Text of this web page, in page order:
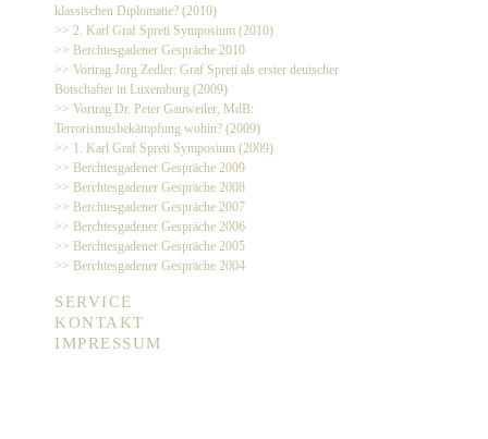
klassischen Diplomatie? (2010)
>> 2. Karl Graf Spreti Symposium (2010)
>> Berchtesgadener Gespräche 2010
>> Vortrag Jörg Zedler: Graf Spreti als erster deutscher
Botschafter in Luxemburg (2009)
>> Vortrag Dr. Peter Gauweiler, MdB:
Terrorismusbekämpfung wohin? (2009)
>> 1. Karl Graf Spreti Symposium (2009)
>> Berchtesgadener Gespräche 2009
>> Berchtesgadener Gespräche 2008
>> Berchtesgadener Gespräche 2007
>> Berchtesgadener Gespräche 2006
>> Berchtesgadener Gespräche 2005
>> Berchtesgadener Gespräche 2004
SERVICE
KONTAKT
IMPRESSUM